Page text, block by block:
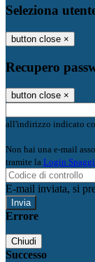
Seleziona
button close ×
Recupero
button close ×
all'indirizzo indicato
Non hai una e-mail
tramite la Login
E-mail inviata, si
Errore
Chiudi
Successo